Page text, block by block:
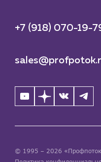
+7 (918) 070-19-
© 1995 – 2026